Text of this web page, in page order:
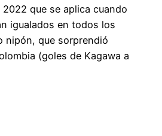
que se aplica cuando
igualados en todos los
nipón, que sorprendió
(goles de Kagawa a